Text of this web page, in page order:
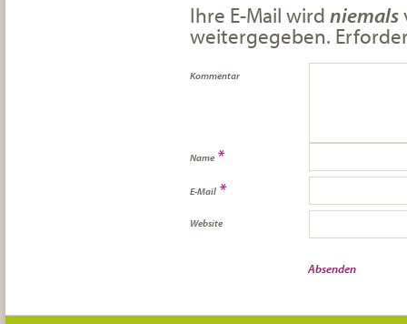
Ihre E-Mail wird niemals
weitergegeben.
Kommentar
Name *
E-Mail *
Website